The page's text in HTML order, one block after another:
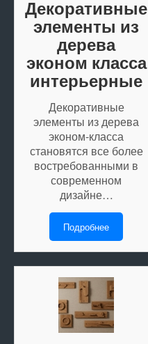
Декоративные
элементы из
дерева
эконом класса
интерьерные
Декоративные
элементы из дерева
эконом-класса
становятся все более
востребованными в
современном
дизайне…
Подробнее